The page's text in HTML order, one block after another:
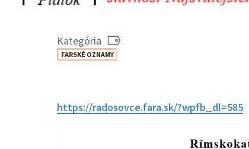
Kategória
FARSKÉ OZNAMY
https://radosovce.fara.sk/?wpfb_dl=585